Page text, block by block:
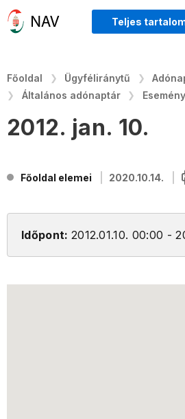
Teljes
Főoldal Ügyféliránytű
Általános adónaptár
2012. jan. 10.
Főoldal elemei 2020.10.14.
Időpont: 2012.01.10. 00:00 -